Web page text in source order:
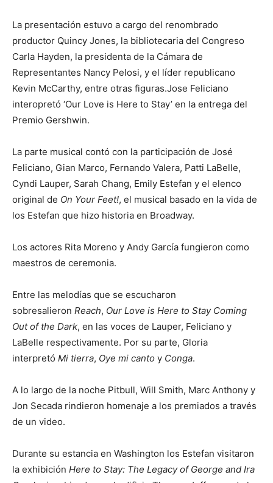
La presentación estuvo a cargo del renombrado
productor Quincy Jones, la bibliotecaria del Congreso
Carla Hayden, la presidenta de la Cámara de
Representantes Nancy Pelosi, y el líder republicano
Kevin McCarthy, entre otras figuras.Jose Feliciano
interopretó ‘Our Love is Here to Stay’ en la entrega del
Premio Gershwin.
La parte musical contó con la participación de José
Feliciano, Gian Marco, Fernando Valera, Patti LaBelle,
Cyndi Lauper, Sarah Chang, Emily Estefan y el elenco
original de On Your Feet!, el musical basado en la vida de
los Estefan que hizo historia en Broadway.
Los actores Rita Moreno y Andy García fungieron como
maestros de ceremonia.
Entre las melodías que se escucharon
sobresalieron Reach, Our Love is Here to Stay Coming
Out of the Dark, en las voces de Lauper, Feliciano y
LaBelle respectivamente. Por su parte, Gloria
interpretó Mi tierra, Oye mi canto y Conga.
A lo largo de la noche Pitbull, Will Smith, Marc Anthony y
Jon Secada rindieron homenaje a los premiados a través
de un video.
Durante su estancia en Washington los Estefan visitaron
la exhibición Here to Stay: The Legacy of George and Ira